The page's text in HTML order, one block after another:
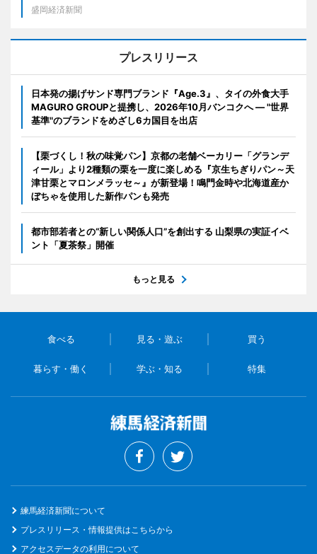
盛岡経済新聞
プレスリリース
日本発の揚げサンド専門ブランド『Age.3』、タイの外食大手
MAGURO GROUPと提携し、2026年10月バンコクへ ― "世界
基準"のブランドをめざし6カ国目を出店
【栗づくし！秋の味覚パン】京都の老舗ベーカリー「グランデ
ィール」より2種類の栗を一度に楽しめる『京生ちぎりパン～天
津甘栗とマロンメラッセ～』が新登場！鳴門金時や北海道産か
ぼちゃを使用した新作パンも発売
都市部若者との“新しい関係人口”を創出する 山梨県の実証イベ
ント「夏茶祭」開催
もっと見る
食べる 見る・遊ぶ 買う
暮らす・働く 学ぶ・知る 特集
練馬経済新聞について
プレスリリース・情報提供はこちらから
アクセスデータの利用について